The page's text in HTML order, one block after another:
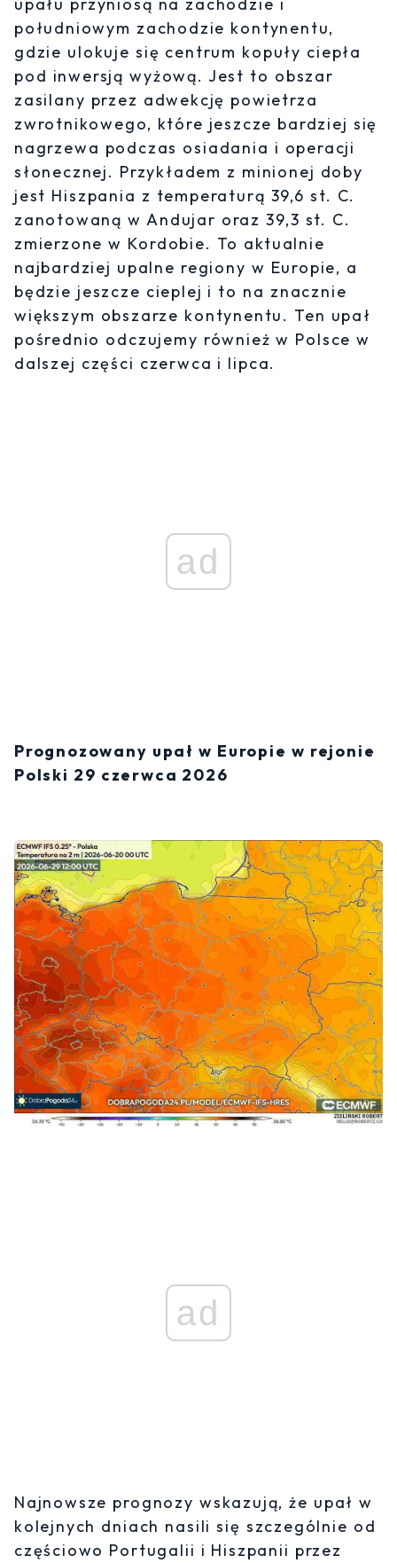
upału przyniosą na zachodzie i
południowym zachodzie kontynentu,
gdzie ulokuje się centrum kopuły ciepła
pod inwersją wyżową. Jest to obszar
zasilany przez adwekcję powietrza
zwrotnikowego, które jeszcze bardziej się
nagrzewa podczas osiadania i operacji
słonecznej. Przykładem z minionej doby
jest Hiszpania z temperaturą 39,6 st. C.
zanotowaną w Andujar oraz 39,3 st. C.
zmierzone w Kordobie. To aktualnie
najbardziej upalne regiony w Europie, a
będzie jeszcze cieplej i to na znacznie
większym obszarze kontynentu. Ten upał
pośrednio odczujemy również w Polsce w
dalszej części czerwca i lipca.
ad
Prognozowany upał w Europie w rejonie
Polski 29 czerwca 2026
ad
Najnowsze prognozy wskazują, że upał w
kolejnych dniach nasili się szczególnie od
częściowo Portugalii i Hiszpanii przez